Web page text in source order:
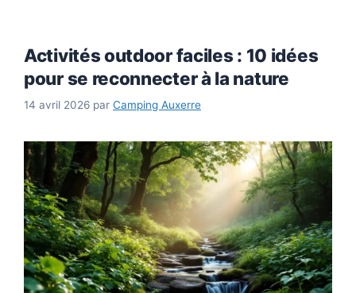
Activités outdoor faciles : 10 idées
pour se reconnecter à la nature
14 avril 2026 par Camping Auxerre